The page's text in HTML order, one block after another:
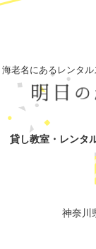
海老名にあるレンタ
貸し教室・レンタ
神奈川